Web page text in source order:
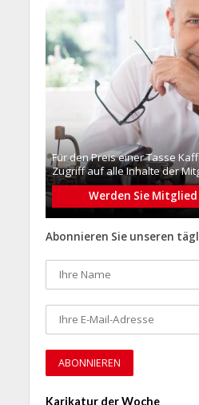
Für den Preis einer Tasse
Zugriff auf alle Inhalte der
Werden Sie
Abonnieren Sie unseren
Karikatur der Woche